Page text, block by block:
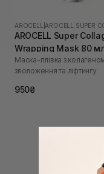
AROCELL AROCELL SUPER
AROCELL Super
Wrapping Mask 80
Маска-плівка з
зволоження та ліфтингу
950₴